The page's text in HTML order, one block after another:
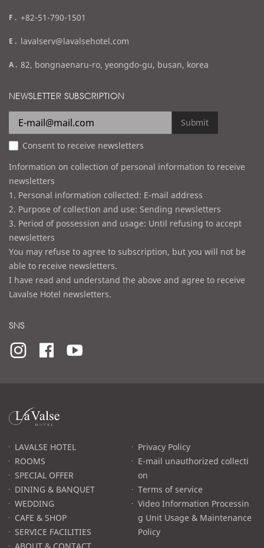
f
x
+82-51-790-1501
e
a
l
lavalserv@lavalsehotel.com
a
d
e
s
s
82, bongnaenaru-ro, yeongdo-gu, busan, korea
NEWSLETTER SUBSCRIPTION
Submit
Consent to receive newsletters
Information on collection of personal information to receive
newsletters
1. Personal information collected: E-mail address
2. Purpose of collection and use: Sending newsletters
3. Period of possession and usage: Until refusing to accept
newsletters
You may refuse to agree to subscription, but you will not be
able to receive newsletters.
I have read and understand the above and agree to receive
Lavalse Hotel newsletters.
SNS
라
발
고LAVALSE HOTEL
ROOMS
SPECIAL OFFER
DINING & BANQUET
WEDDING
CAFE & SHOP
SERVICE FACILITIES
ABOUT & CONTACT
Privacy Policy
E-mail unauthorized collecti
on
Terms of service
Video Information Processin
g Unit Usage & Maintenance
Policy